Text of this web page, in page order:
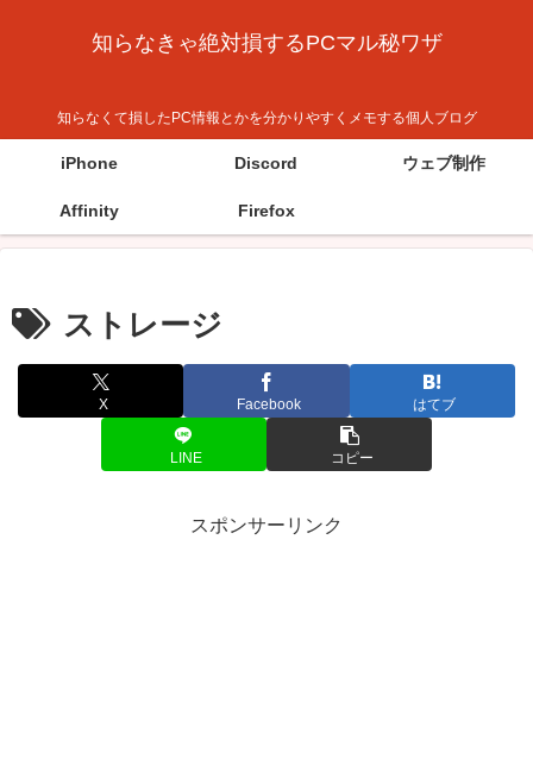
知らなきゃ絶対損するPCマル秘ワザ
知らなくて損したPC情報とかを分かりやすくメモする個人ブログ
iPhone Discord ウェブ制作
Affinity Firefox
ストレージ
X Facebook はてブ
LINE コピー
スポンサーリンク